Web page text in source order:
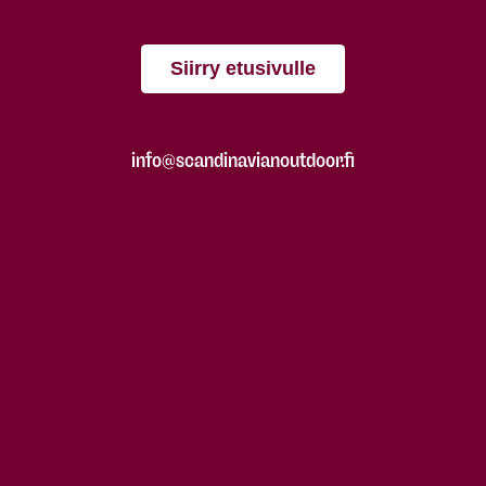
Siirry etusivulle
info@scandinavianoutdoor.fi